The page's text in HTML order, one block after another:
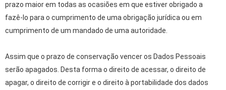
prazo maior em todas as ocasiões em que estiver obrigado a
fazê-lo para o cumprimento de uma obrigação jurídica ou em
cumprimento de um mandado de uma autoridade.
Assim que o prazo de conservação vencer os Dados Pessoais
serão apagados. Desta forma o direito de acessar, o direito de
apagar, o direito de corrigir e o direito à portabilidade dos dados